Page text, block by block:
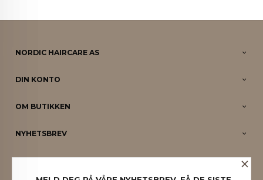
NORDIC HAIRCARE AS
DIN KONTO
OM BUTIKKEN
NYHETSBREV
PARTNERE ×